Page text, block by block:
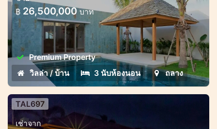
ภูเก็ต
วิลล่าหรู 3 ห้องนอน – พร้อมเข้าอยู่ในเดือน
มิถุนายน 2025 | เทพกระษัตรี ภูเก็ต
฿ 26,500,000บาท
Premium Property
วิลล่า / บ้าน
3 นับห้องนอน ถลาง
พูลวิลล่าหรูหรา 4 ห้องนอน
TAL697
เช่าจาก